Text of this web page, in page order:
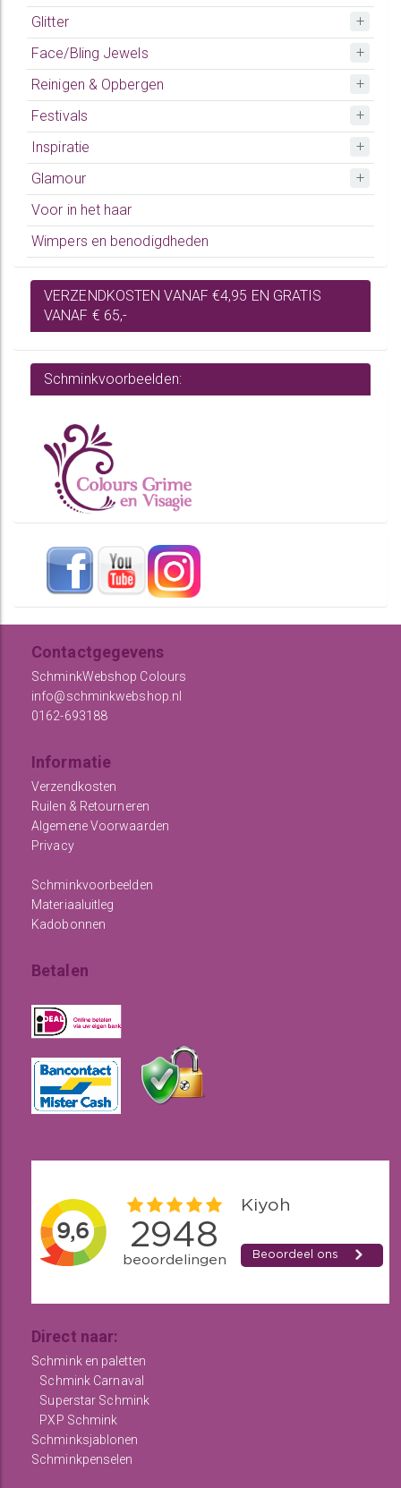
Glitter
Face/Bling Jewels
Reinigen & Opbergen
Festivals
Inspiratie
Glamour
Voor in het haar
Wimpers en benodigdheden
VERZENDKOSTEN VANAF €4,95 EN GRATIS
VANAF € 65,-
Schminkvoorbeelden:
Contactgegevens
SchminkWebshop Colours
info@schminkwebshop.nl
0162-693188
Informatie
Verzendkosten
Ruilen & Retourneren
Algemene Voorwaarden
Privacy
Schminkvoorbeelden
Materiaaluitleg
Kadobonnen
Betalen
Direct naar:
Schmink en paletten
Schmink Carnaval
Superstar Schmink
PXP Schmink
Schminksjablonen
Schminkpenselen